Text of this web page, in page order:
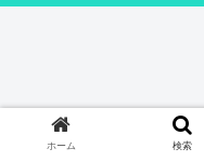
ホーム 検索